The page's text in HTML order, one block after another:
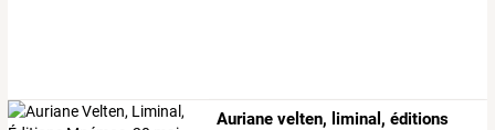
Auriane velten, liminal, éditions